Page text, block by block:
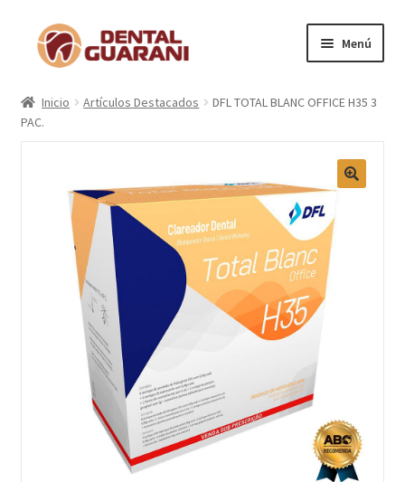
Menú
Inicio
Nosotros
Contactos
Categorías
Inicio Artículos Destacados
DFL TOTAL BLANC OFFICE H35 3
PAC.